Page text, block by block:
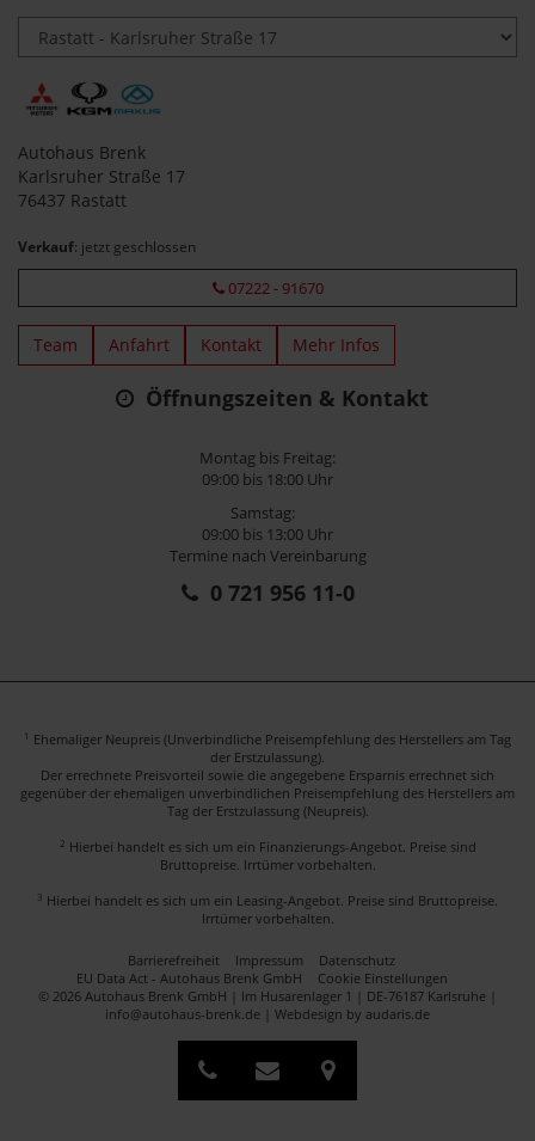
Autohaus Brenk
Karlsruher Straße 17
76437 Rastatt
Verkauf: jetzt geschlossen
07222 - 91670
Team Anfahrt Kontakt Mehr Infos
Öffnungszeiten & Kontakt
Montag bis Freitag:
09:00 bis 18:00 Uhr
Samstag:
09:00 bis 13:00 Uhr
Termine nach Vereinbarung
0 721 956 11-0
1 Ehemaliger Neupreis (Unverbindliche Preisempfehlung des Herstellers am Tag
der Erstzulassung).
Der errechnete Preisvorteil sowie die angegebene Ersparnis errechnet sich
gegenüber der ehemaligen unverbindlichen Preisempfehlung des Herstellers am
Tag der Erstzulassung (Neupreis).
2 Hierbei handelt es sich um ein Finanzierungs-Angebot. Preise sind
Bruttopreise. Irrtümer vorbehalten.
3 Hierbei handelt es sich um ein Leasing-Angebot. Preise sind Bruttopreise.
Irrtümer vorbehalten.
Barrierefreiheit Impressum
Datenschutz
EU Data Act - Autohaus Brenk GmbH
Cookie Einstellungen
© 2026 Autohaus Brenk GmbH | Im Husarenlager 1 | DE-76187 Karlsruhe |
info@autohaus-brenk.de | Webdesign by audaris.de